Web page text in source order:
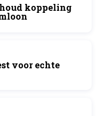
koppeling
voor echte